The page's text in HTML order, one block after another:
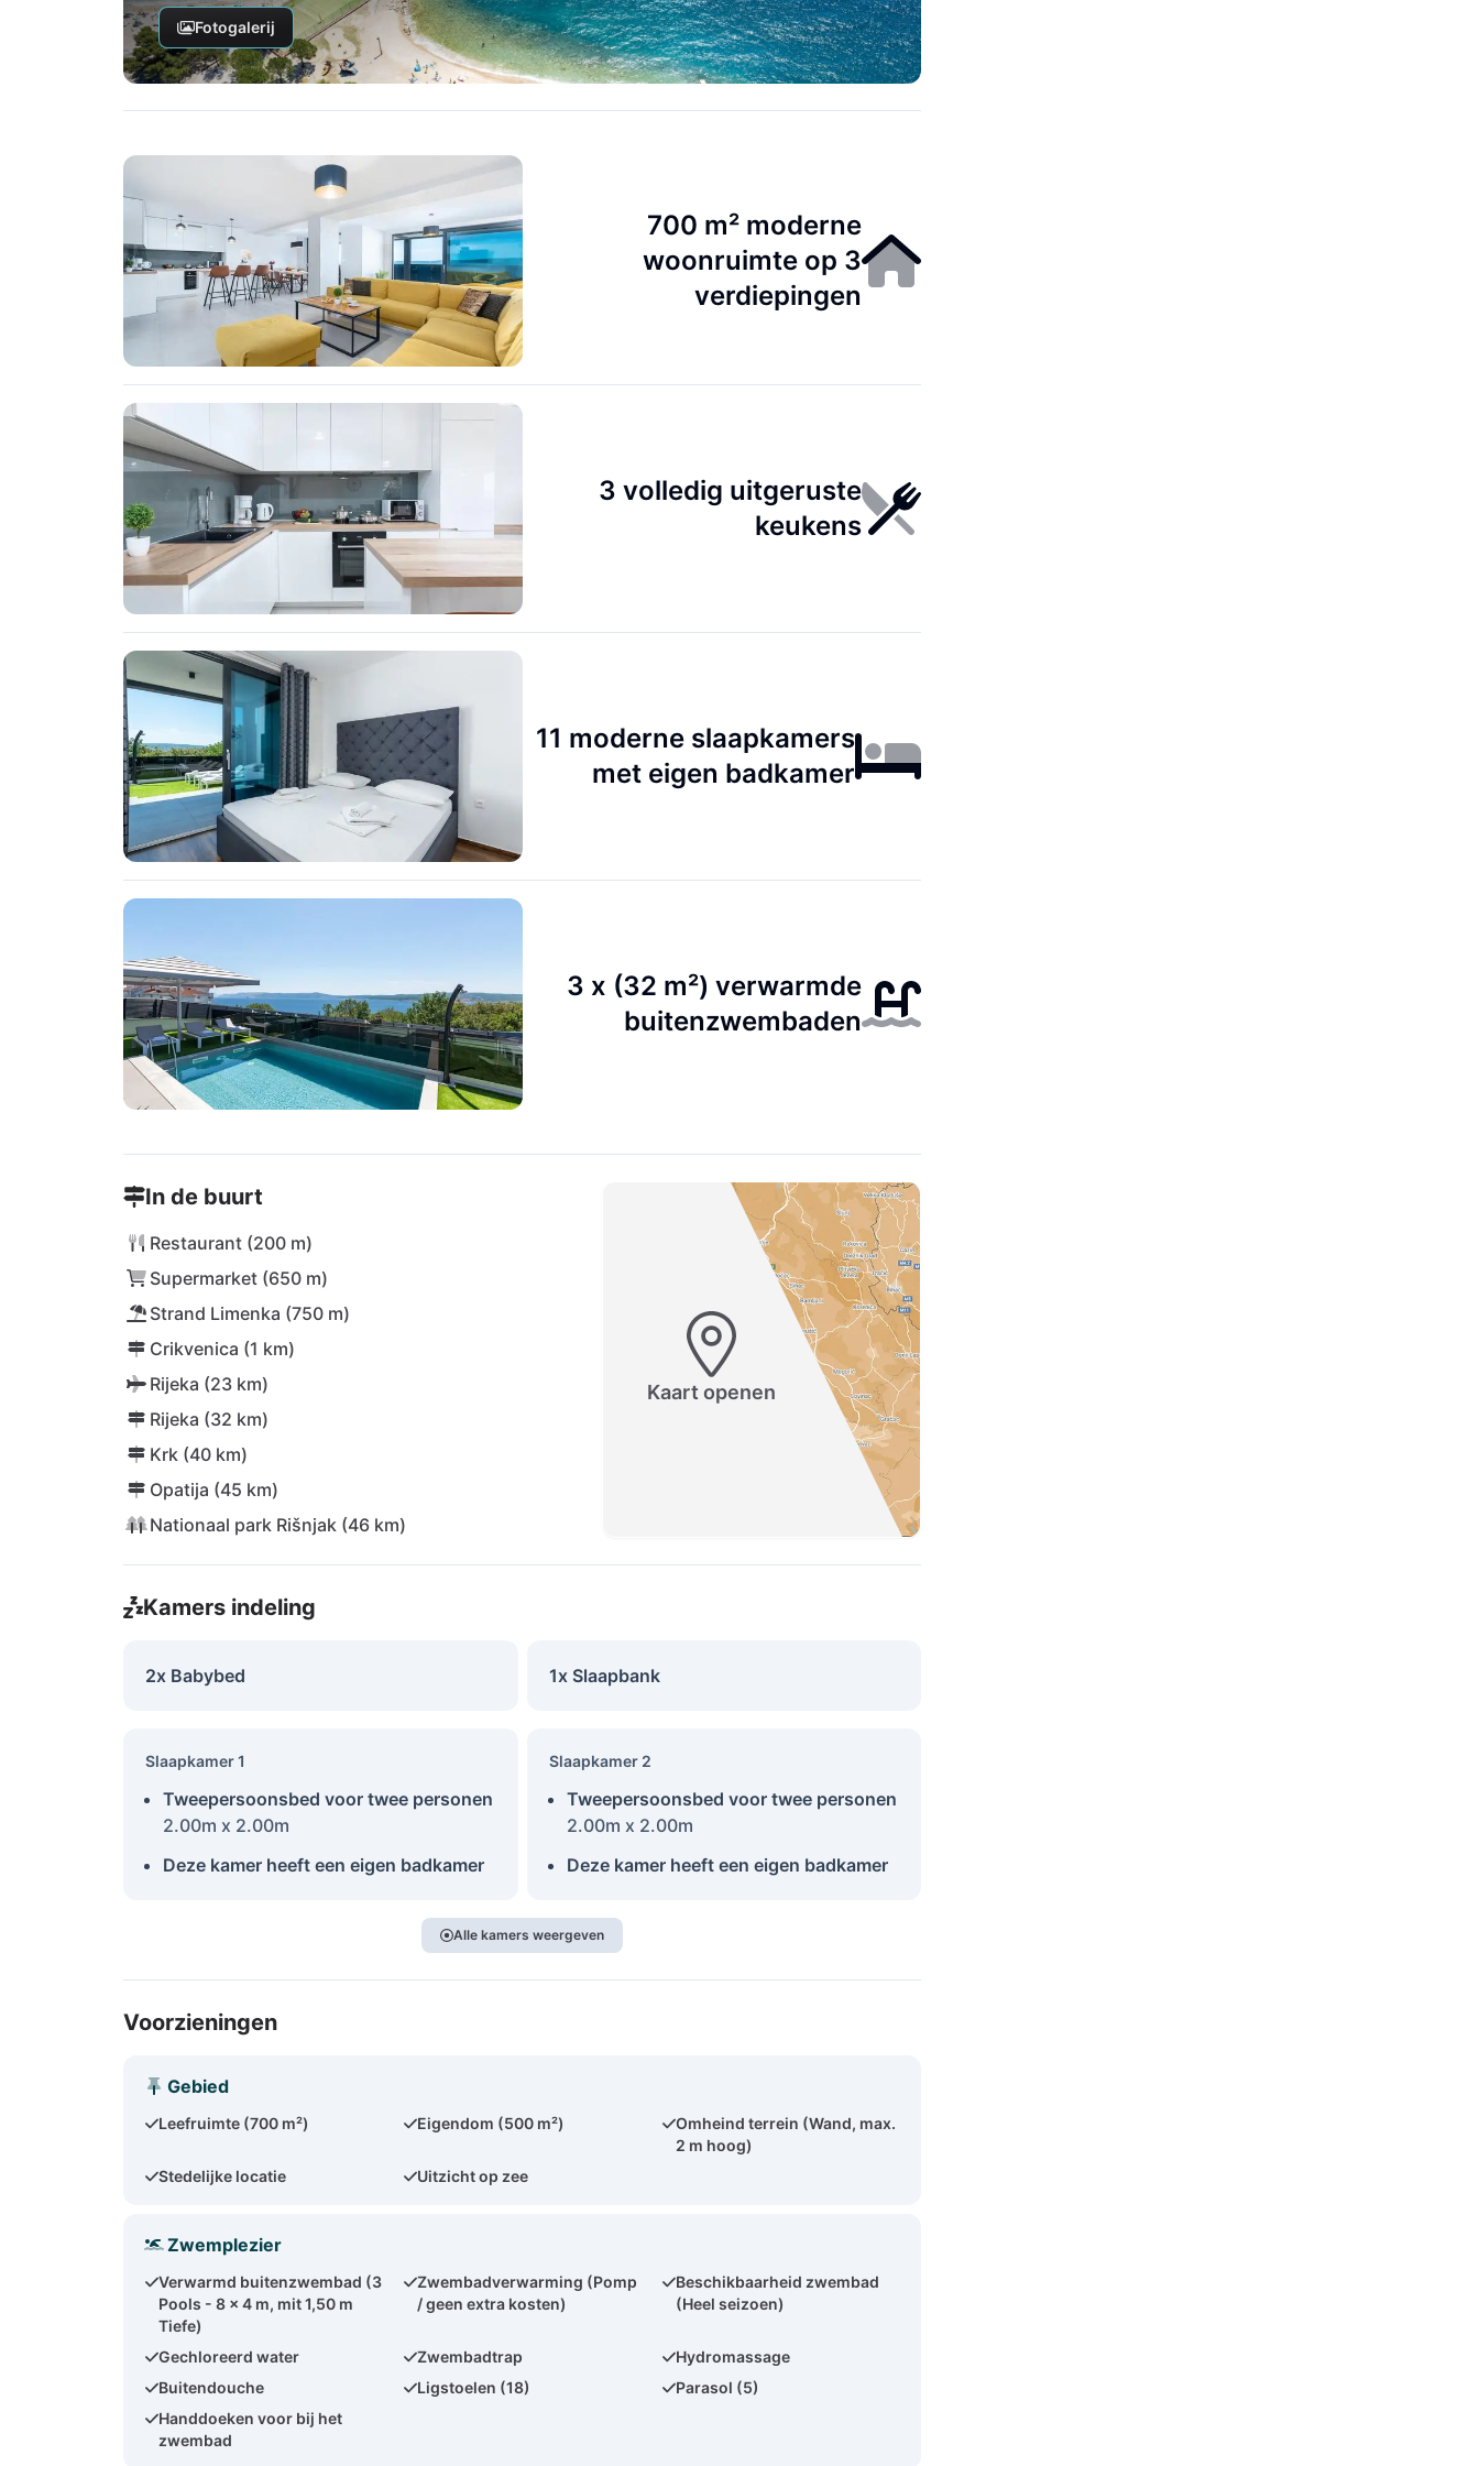
Fotogalerij
700 m² moderne
woonruimte op 3
verdiepingen
3 volledig uitgeruste
keukens
11 moderne slaapkamers
met eigen badkamer
3 x (32 m²) verwarmde
buitenzwembaden
In de buurt
Restaurant (200 m)
Supermarket (650 m)
Strand Limenka (750 m)
Crikvenica (1 km)
Rijeka (23 km)
Rijeka (32 km)
Krk (40 km)
Opatija (45 km)
Nationaal park Rišnjak (46 km)
Kaart openen
Kamers indeling
2x Babybed 1x Slaapbank
Slaapkamer 1
Tweepersoonsbed voor twee personen
2.00m x 2.00m
Deze kamer heeft een eigen badkamer
Slaapkamer 2
Tweepersoonsbed voor twee personen
2.00m x 2.00m
Deze kamer heeft een eigen badkamer
Alle kamers weergeven
Voorzieningen
Gebied
Leefruimte (700 m²) Eigendom (500 m²)
Omheind terrein (Wand, max.
2 m hoog)
Stedelijke locatie
Uitzicht op zee
Zwemplezier
Verwarmd buitenzwembad (3
Pools - 8 x 4 m, mit 1,50 m
Tiefe)
Zwembadverwarming (Pomp
/ geen extra kosten)
Beschikbaarheid zwembad
(Heel seizoen)
Gechloreerd water Zwembadtrap
Hydromassage
Buitendouche
Ligstoelen (18)
Parasol (5)
Handdoeken voor bij het
zwembad